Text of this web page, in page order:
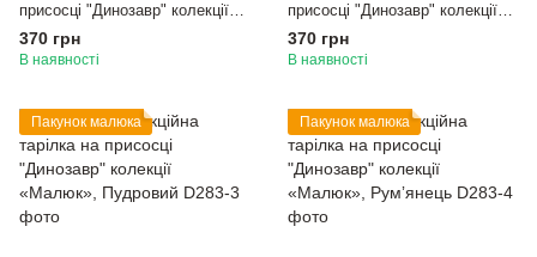
присосці "Динозавр" колекції
«Малюк», Бежевий
370 грн
В наявності
присосці "Динозавр" колекції
«Малюк», Оливка
370 грн
В наявності
Пакунок малюка Пакунок малюка